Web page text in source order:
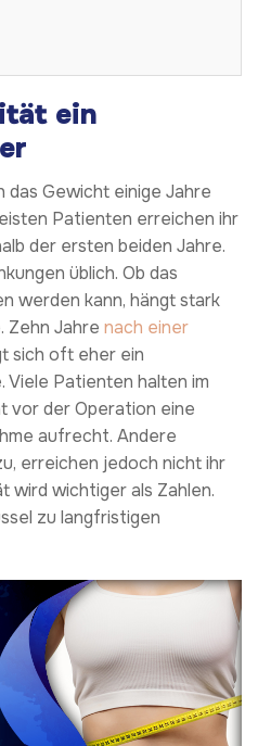
ein
das Gewicht einige Jahre
Patienten erreichen ihr
der ersten beiden Jahre.
üblich. Ob das
werden kann, hängt stark
Zehn Jahre nach einer
sich oft eher ein
Viele Patienten halten im
vor der Operation eine
aufrecht. Andere
erreichen jedoch nicht ihr
wird wichtiger als Zahlen.
zu langfristigen